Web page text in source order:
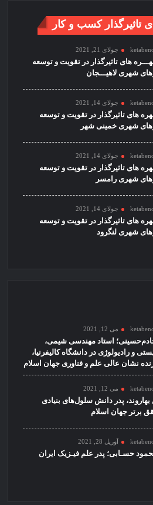
تاثیرگذار کسب و کار
جولای 21, 2021
های تاثیرگذار در تقویت و توسعه
شهری لاهیـــجان
جولای 14, 2021
های تاثیرگذار در تقویت و توسعه
شهری خمینی شهر
جولای 14, 2021
های تاثیرگذار در تقویت و توسعه
شهری رامسر
جولای 14, 2021
های تاثیرگذار در تقویت و توسعه
شهری لنگرود
می 12, 2021
استاد مهندسی شیمی،
و رادیولوژی در دانشگاه کالیفرنیا،
نشان عالی علم و فناوری جهان اسلام
می 12, 2021
پدر دانش سلول‌های بنیادی
برتر جهان اسلام
آوریل 28, 2021
حسـابی؛ پدر علم فیـزیک ایران